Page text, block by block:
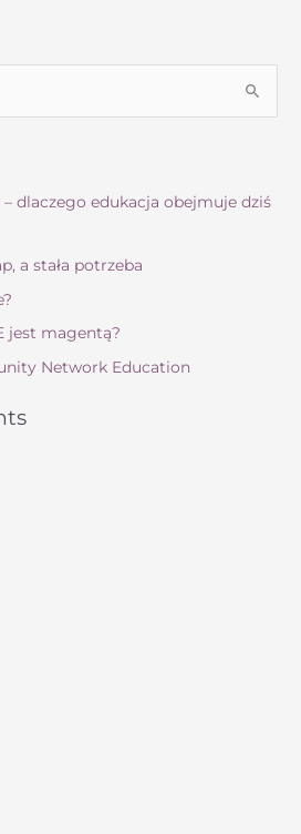
dlaczego edukacja obejmuje dziś
a stała potrzeba
jest magentą?
Network Education